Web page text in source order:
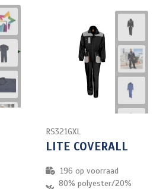
RS321GXL
LITE COVERALL
196 op voorraad
80% polyester/20%